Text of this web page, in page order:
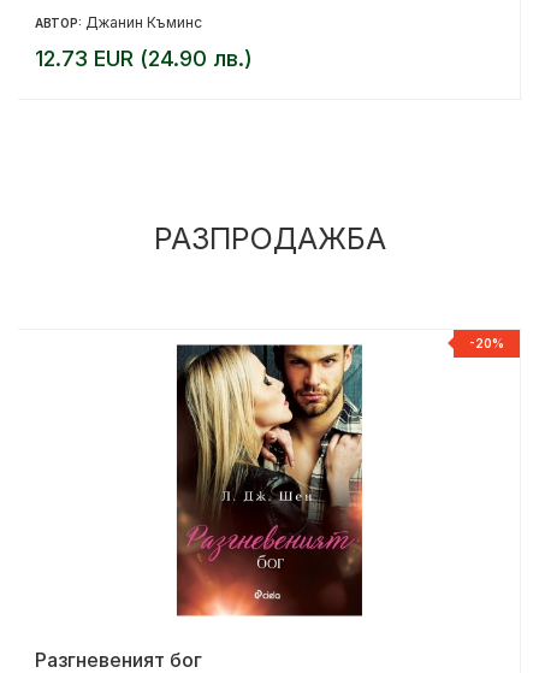
АВТОР: Джанин Къминс
12.73 EUR (24.90 лв.)
РАЗПРОДАЖБА
-20%
Разгневеният бог